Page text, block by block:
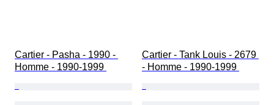
Cartier - Pasha - 1990 -
Homme - 1990-1999
Cartier - Tank Louis - 2679
- Homme - 1990-1999